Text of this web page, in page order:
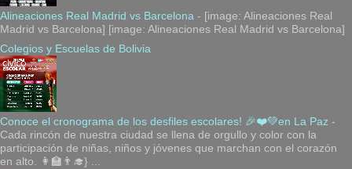
Alineaciones Real Madrid vs Barcelona - [image: Alineaciones Real
Madrid vs Barcelona] [image: Alineaciones Real Madrid vs Barcelona]
Colegios y Escuelas de Bolivia
Conoce el cronograma de los desfiles escolares! 🎉❤️💚en La Paz -
Cada rincón de nuestra ciudad se llena de orgullo y color con la
participación de niñas, niños y jóvenes que marchan con el corazón
en alto. 👩‍🏫👨‍🎓} ...